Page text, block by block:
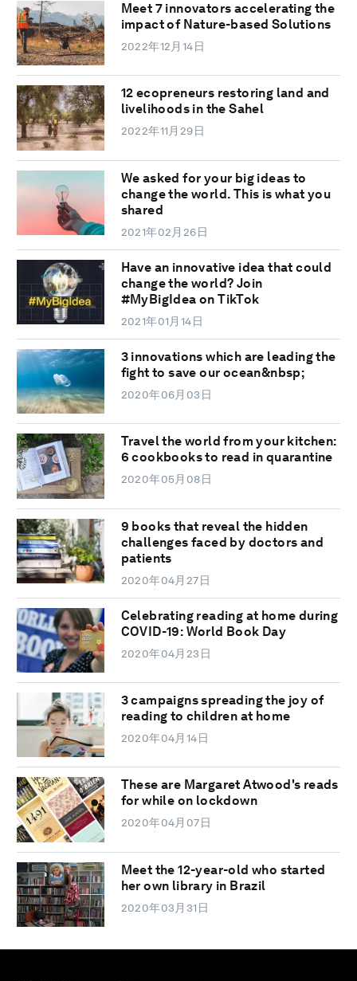
Meet 7 innovators accelerating the
impact of Nature-based Solutions
2022年12月14日
12 ecopreneurs restoring land and
livelihoods in the Sahel
2022年11月29日
We asked for your big ideas to
change the world. This is what you
shared
2021年02月26日
Have an innovative idea that could
change the world? Join
#MyBigIdea on TikTok
2021年01月14日
3 innovations which are leading the
fight to save our ocean&nbsp;
2020年06月03日
Travel the world from your kitchen:
6 cookbooks to read in quarantine
2020年05月08日
9 books that reveal the hidden
challenges faced by doctors and
patients
2020年04月27日
Celebrating reading at home during
COVID-19: World Book Day
2020年04月23日
3 campaigns spreading the joy of
reading to children at home
2020年04月14日
These are Margaret Atwood's reads
for while on lockdown
2020年04月07日
Meet the 12-year-old who started
her own library in Brazil
2020年03月31日